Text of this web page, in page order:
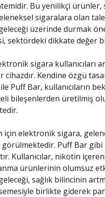
Bu yenilikçi ürünler,
sigaralara olan
üzerinde durmak
sektördeki dikkate değer
sigara kullanıcıları
cihazdır. Kendine özgü
Puff Bar, kullanıcıların
bileşenlerden üretilmiş
için elektronik sigara,
görülmektedir. Puff Bar
Kullanıcılar, nikotin
ürünlerinin olumsuz
sağlık bilincinin
birlikte giderek